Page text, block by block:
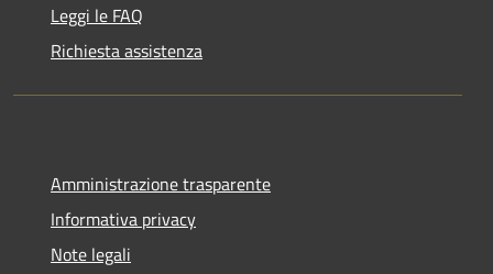
Leggi le FAQ
Richiesta assistenza
Amministrazione trasparente
Informativa privacy
Note legali